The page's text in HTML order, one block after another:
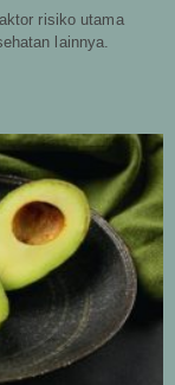
risiko utama
lainnya.